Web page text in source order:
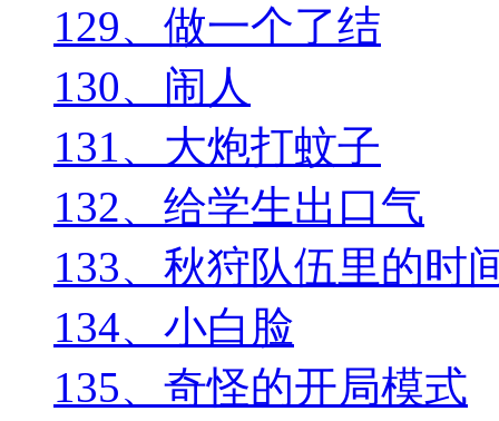
129、做一个了结
130、闹人
131、大炮打蚊子
132、给学生出口气
133、秋狩队伍里的时
134、小白脸
135、奇怪的开局模式